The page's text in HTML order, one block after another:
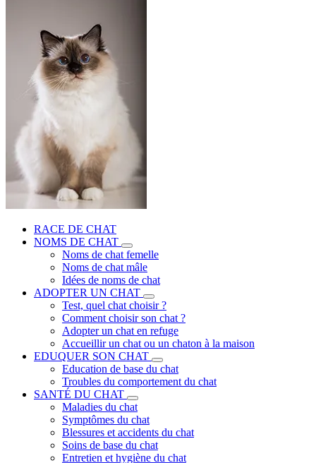
RACE DE CHAT
NOMS DE CHAT
Noms de chat femelle
Noms de chat mâle
Idées de noms de chat
ADOPTER UN CHAT
Test, quel chat choisir ?
Comment choisir son chat ?
Adopter un chat en refuge
Accueillir un chat ou un chaton à la maison
EDUQUER SON CHAT
Education de base du chat
Troubles du comportement du chat
SANTÉ DU CHAT
Maladies du chat
Symptômes du chat
Blessures et accidents du chat
Soins de base du chat
Entretien et hygiène du chat